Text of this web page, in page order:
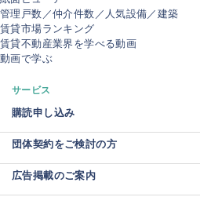
管理戸数／仲介件数／人気設備／建築
賃貸市場ランキング
賃貸不動産業界を学べる動画
動画で学ぶ
サービス
購読申し込み
団体契約をご検討の方
広告掲載のご案内